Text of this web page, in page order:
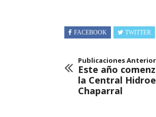
FACEBOOK TWITTER
Publicaciones
Este año
la Central
Chaparral